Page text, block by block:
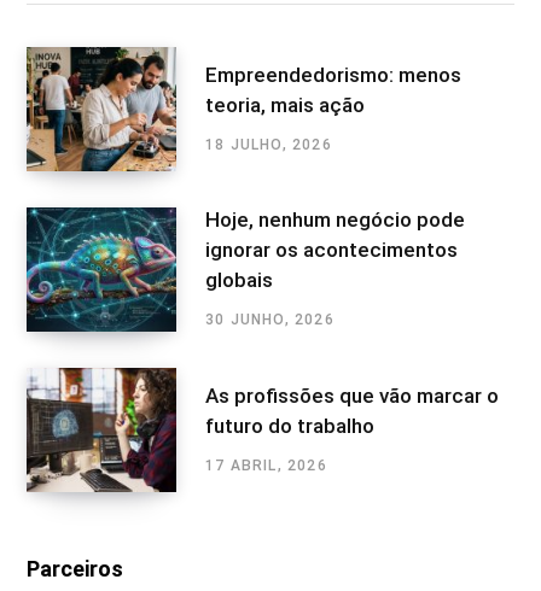
Empreendedorismo: menos
teoria, mais ação
18 JULHO, 2026
Hoje, nenhum negócio pode
ignorar os acontecimentos
globais
30 JUNHO, 2026
As profissões que vão marcar o
futuro do trabalho
17 ABRIL, 2026
Parceiros